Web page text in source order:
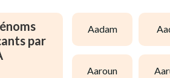
par
aadam
aaroun